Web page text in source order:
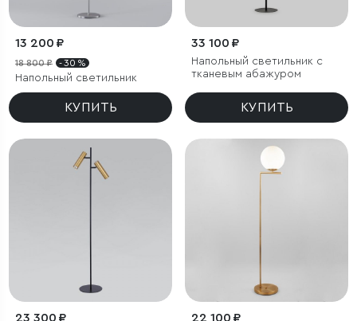
13 200 ₽
18 800 ₽ - 30 %
Напольный светильник
КУПИТЬ
33 100 ₽
Напольный светильник с
тканевым абажуром
КУПИТЬ
23 300 ₽ 22 100 ₽